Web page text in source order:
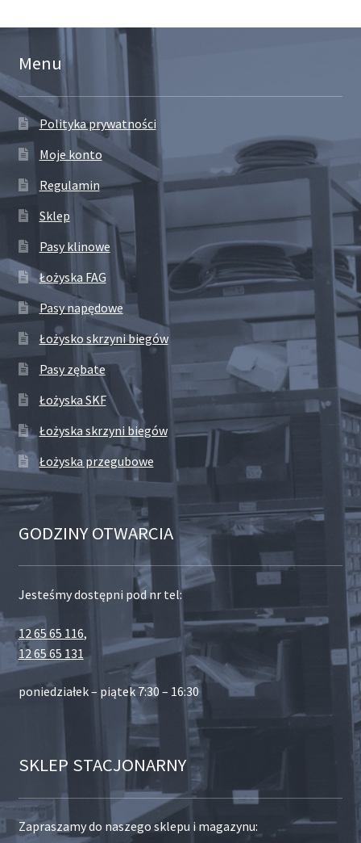
Menu
Polityka prywatności
Moje konto
Regulamin
Sklep
Pasy klinowe
Łożyska FAG
Pasy napędowe
Łożysko skrzyni biegów
Pasy zębate
Łożyska SKF
Łożyska skrzyni biegów
Łożyska przegubowe
GODZINY OTWARCIA
Jesteśmy dostępni pod nr tel:
12 65 65 116,
12 65 65 131
poniedziałek – piątek 7:30 – 16:30
SKLEP STACJONARNY
Zapraszamy do naszego sklepu i magazynu: